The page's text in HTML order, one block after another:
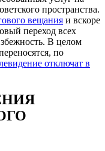
пространства.
вещания и вскоре
переход всех
В целом
по
отключат в